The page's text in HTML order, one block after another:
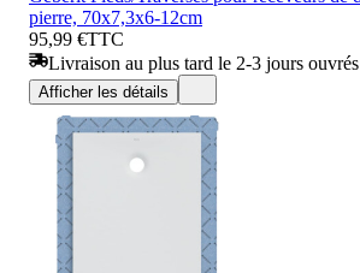
pierre, 70x7,3x6-12cm
95,99 €TTC
Livraison au plus tard le 2-3 jours ouvrés
Afficher les détails